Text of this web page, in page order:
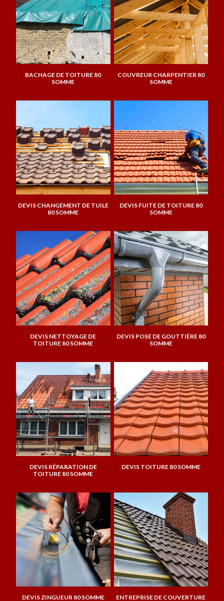
BACHAGE DE TOITURE 80
SOMME
COUVREUR CHARPENTIER 80
SOMME
DEVIS CHANGEMENT DE TUILE
80 SOMME
DEVIS FUITE DE TOITURE 80
SOMME
DEVIS NETTOYAGE DE
TOITURE 80 SOMME
DEVIS POSE DE GOUTTIÈRE 80
SOMME
DEVIS RÉPARATION DE
TOITURE 80 SOMME
DEVIS TOITURE 80 SOMME
DEVIS ZINGUEUR 80 SOMME
ENTREPRISE DE COUVERTURE